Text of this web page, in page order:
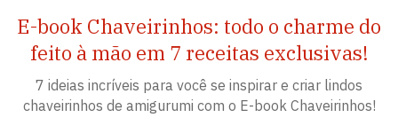
E-book Chaveirinhos: todo o charme do
feito à mão em 7 receitas exclusivas!
7 ideias incríveis para você se inspirar e criar lindos
chaveirinhos de amigurumi com o E-book Chaveirinhos!